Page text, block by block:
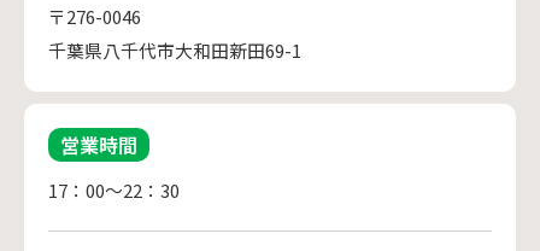
〒276-0046
千葉県八千代市大和田新田69-1
営業時間
17：00～22：30